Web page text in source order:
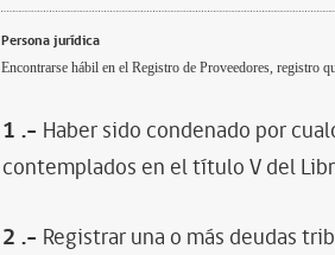
Persona jurídica
Encontrarse hábil en el Registro de Proveedores, registro
1 .- Haber sido condenado por
contemplados en el título V del
2 .- Registrar una o más deudas